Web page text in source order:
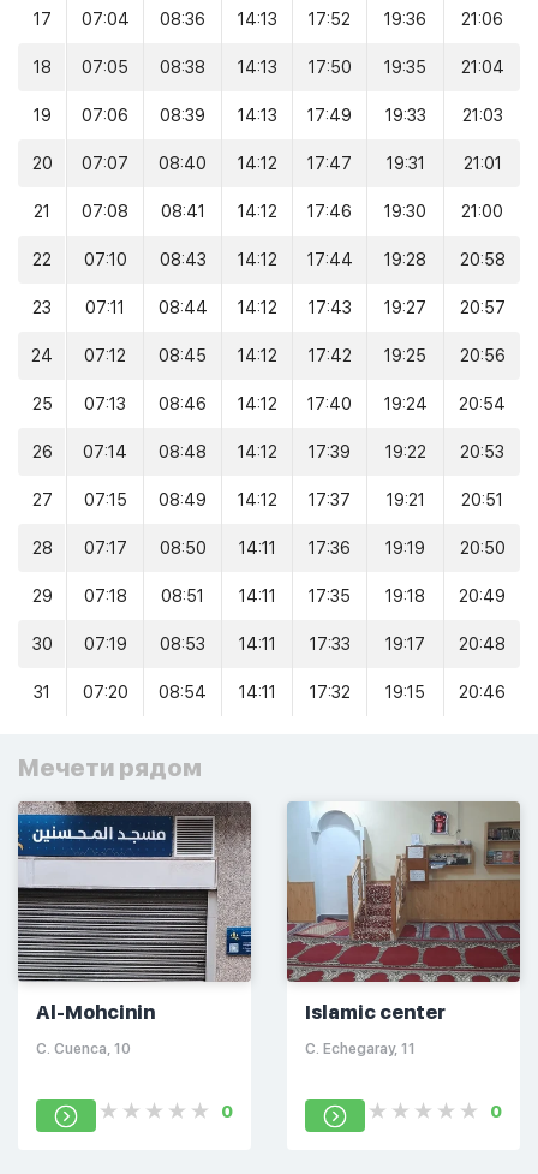
17 07:04 08:36 14:13 17:52 19:36 21:06
18 07:05 08:38 14:13 17:50 19:35 21:04
19 07:06 08:39 14:13 17:49 19:33 21:03
20 07:07 08:40 14:12 17:47 19:31 21:01
21 07:08 08:41 14:12 17:46 19:30 21:00
22 07:10 08:43 14:12 17:44 19:28 20:58
23 07:11 08:44 14:12 17:43 19:27 20:57
24 07:12 08:45 14:12 17:42 19:25 20:56
25 07:13 08:46 14:12 17:40 19:24 20:54
26 07:14 08:48 14:12 17:39 19:22 20:53
27 07:15 08:49 14:12 17:37 19:21 20:51
28 07:17 08:50 14:11 17:36 19:19 20:50
29 07:18 08:51 14:11 17:35 19:18 20:49
30 07:19 08:53 14:11 17:33 19:17 20:48
31 07:20 08:54 14:11 17:32 19:15 20:46
Мечети рядом
Al-Mohcinin
C. Cuenca, 10
0
Islamic center
C. Echegaray, 11
0